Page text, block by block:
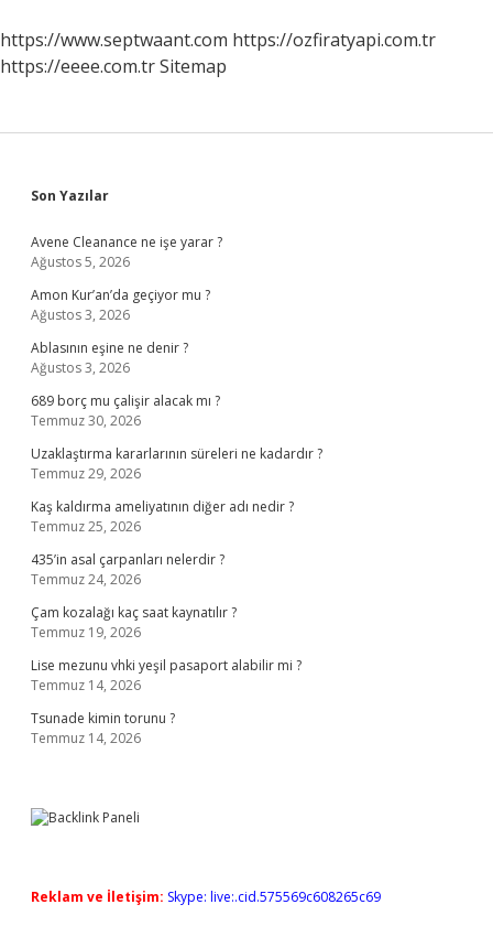
https://www.septwaant.com https://ozfiratyapi.com.tr
https://eeee.com.trSitemap
Sidebar
Son Yazılar
Avene Cleanance ne işe yarar ?
Ağustos 5, 2026
Amon Kur’an’da geçiyor mu ?
Ağustos 3, 2026
Ablasının eşine ne denir ?
Ağustos 3, 2026
689 borç mu çalişir alacak mı ?
Temmuz 30, 2026
Uzaklaştırma kararlarının süreleri ne kadardır ?
Temmuz 29, 2026
Kaş kaldırma ameliyatının diğer adı nedir ?
Temmuz 25, 2026
435’in asal çarpanları nelerdir ?
Temmuz 24, 2026
Çam kozalağı kaç saat kaynatılır ?
Temmuz 19, 2026
Lise mezunu vhki yeşil pasaport alabilir mi ?
Temmuz 14, 2026
Tsunade kimin torunu ?
Temmuz 14, 2026
Reklam ve İletişim: Skype: live:.cid.575569c608265c69